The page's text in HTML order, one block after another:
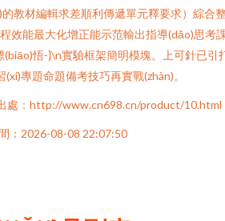
教材編輯求差順利傳遞單元釋要求）綜合
效能最大化增正能示范輸出指導(dǎo)思考
(biāo)悟-}\n實驗框架簡明模塊。上可針已引
專題命題備考技巧再實戰(zhàn)。
處：http://www.cn698.cn/product/10.html
：2026-08-08 22:07:50